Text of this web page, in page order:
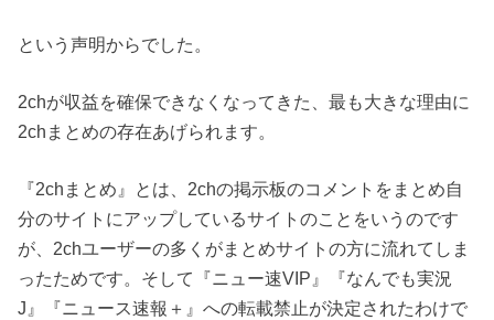
という声明からでした。
2chが収益を確保できなくなってきた、最も大きな理由に
2chまとめの存在あげられます。
『2chまとめ』とは、2chの掲示板のコメントをまとめ自
分のサイトにアップしているサイトのことをいうのです
が、2chユーザーの多くがまとめサイトの方に流れてしま
ったためです。そして『ニュー速VIP』『なんでも実況
J』『ニュース速報＋』への転載禁止が決定されたわけで